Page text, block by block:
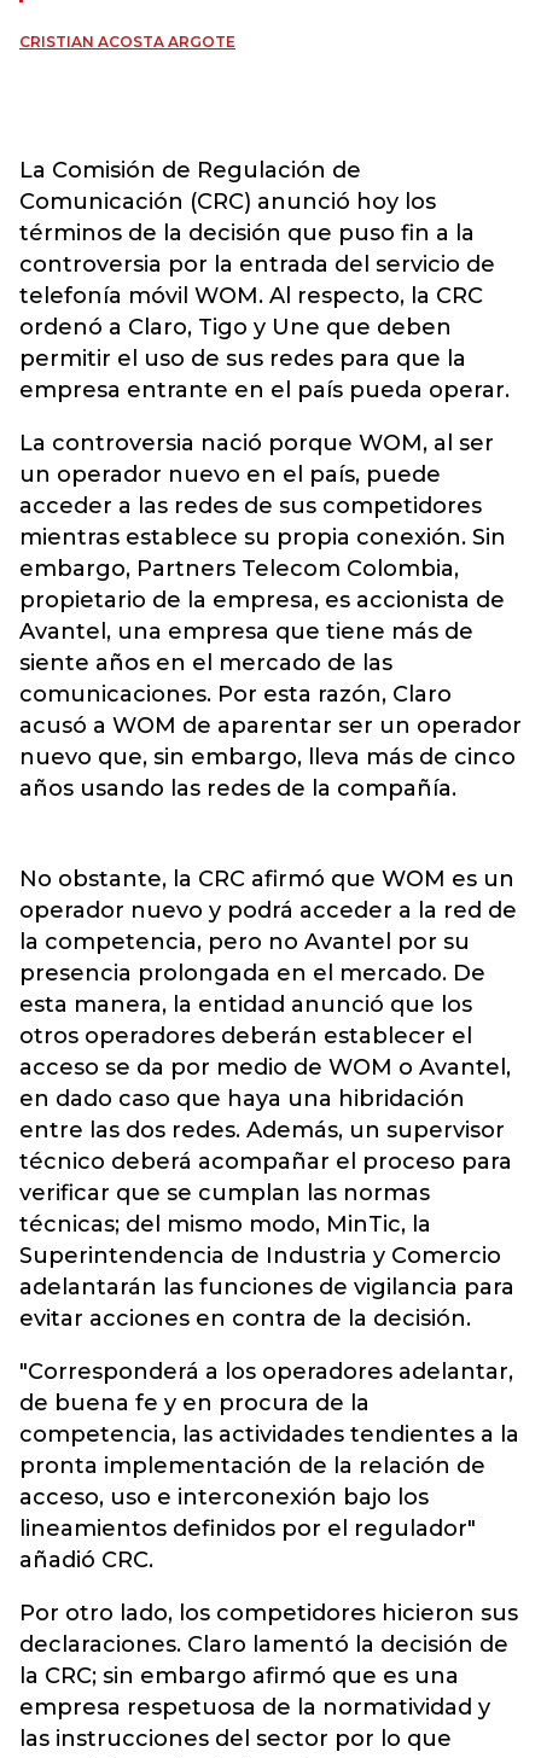
CRISTIAN ACOSTA ARGOTE
La Comisión de Regulación de
Comunicación (CRC) anunció hoy los
términos de la decisión que puso fin a la
controversia por la entrada del servicio de
telefonía móvil WOM. Al respecto, la CRC
ordenó a Claro, Tigo y Une que deben
permitir el uso de sus redes para que la
empresa entrante en el país pueda operar.
La controversia nació porque WOM, al ser
un operador nuevo en el país, puede
acceder a las redes de sus competidores
mientras establece su propia conexión. Sin
embargo, Partners Telecom Colombia,
propietario de la empresa, es accionista de
Avantel, una empresa que tiene más de
siente años en el mercado de las
comunicaciones. Por esta razón, Claro
acusó a WOM de aparentar ser un operador
nuevo que, sin embargo, lleva más de cinco
años usando las redes de la compañía.
No obstante, la CRC afirmó que WOM es un
operador nuevo y podrá acceder a la red de
la competencia, pero no Avantel por su
presencia prolongada en el mercado. De
esta manera, la entidad anunció que los
otros operadores deberán establecer el
acceso se da por medio de WOM o Avantel,
en dado caso que haya una hibridación
entre las dos redes. Además, un supervisor
técnico deberá acompañar el proceso para
verificar que se cumplan las normas
técnicas; del mismo modo, MinTic, la
Superintendencia de Industria y Comercio
adelantarán las funciones de vigilancia para
evitar acciones en contra de la decisión.
"Corresponderá a los operadores adelantar,
de buena fe y en procura de la
competencia, las actividades tendientes a la
pronta implementación de la relación de
acceso, uso e interconexión bajo los
lineamientos definidos por el regulador"
añadió CRC.
Por otro lado, los competidores hicieron sus
declaraciones. Claro lamentó la decisión de
la CRC; sin embargo afirmó que es una
empresa respetuosa de la normatividad y
las instrucciones del sector por lo que